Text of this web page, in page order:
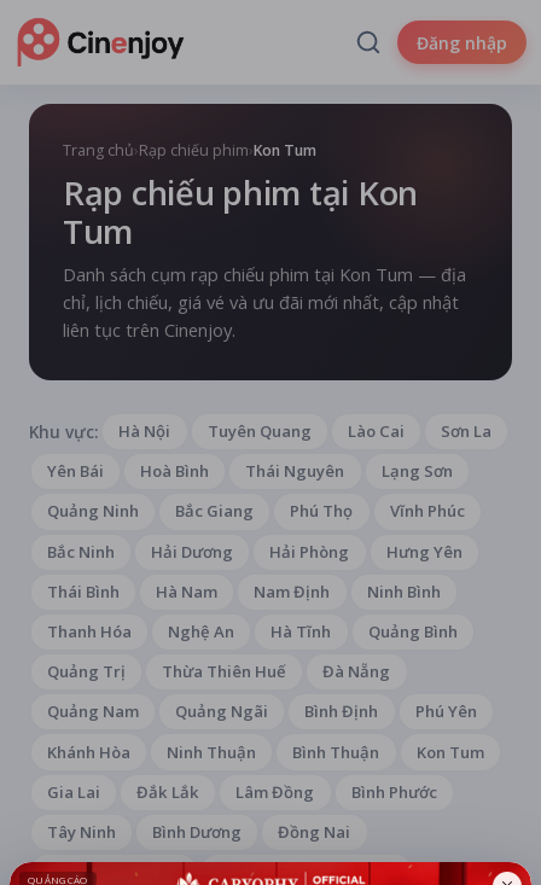
Đăng nhập
Trang chủ›Rạp chiếu phim›Kon Tum
Rạp chiếu phim tại Kon
Tum
Danh sách cụm rạp chiếu phim tại Kon Tum — địa
chỉ, lịch chiếu, giá vé và ưu đãi mới nhất, cập nhật
liên tục trên Cinenjoy.
Khu vực: Hà Nội Tuyên Quang Lào Cai
Sơn La
Yên Bái
Hoà Bình Thái Nguyên
Lạng Sơn
Quảng Ninh
Bắc Giang Phú Thọ
Vĩnh Phúc
Bắc Ninh
Hải Dương Hải Phòng
Hưng Yên
Thái Bình
Hà Nam Nam Định
Ninh Bình
Thanh Hóa
Nghệ An Hà Tĩnh
Quảng Bình
Quảng Trị
Thừa Thiên Huế
Đà Nẵng
Quảng Nam
Quảng Ngãi Bình Định
Phú Yên
Khánh Hòa
Ninh Thuận Bình Thuận
Kon Tum
Gia Lai
Đắk Lắk Lâm Đồng
Bình Phước
Tây Ninh
Bình Dương
Đồng Nai
Bà Rịa - Vũng Tàu
Thành phố Hồ Chí Minh